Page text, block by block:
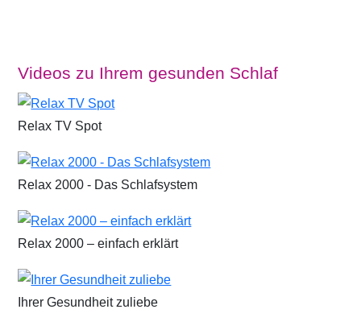
Videos zu Ihrem gesunden Schlaf
Relax TV Spot
Relax 2000 - Das Schlafsystem
Relax 2000 – einfach erklärt
Ihrer Gesundheit zuliebe